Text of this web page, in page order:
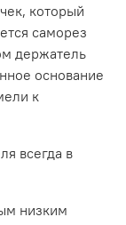
который
саморез
держатель
основание
к
всегда в
низким